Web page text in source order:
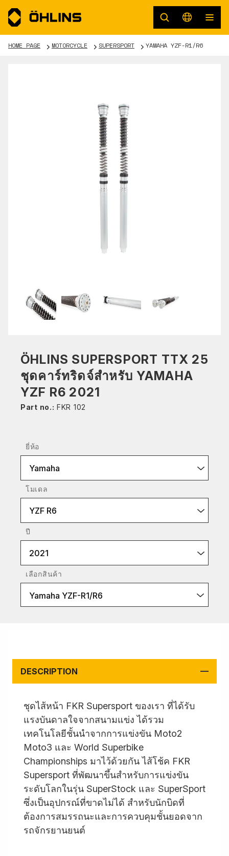
HOME PAGE MOTORCYCLE SUPERSPORT YAMAHA YZF-R1/R6
ÖHLINS SUPERSPORT TTX 25
ชุดคาร์ทริดจ์สำหรับ YAMAHA
YZF R6 2021
Part no.: FKR 102
ยี่ห้อ
Yamaha
โมเดล
YZF R6
ปี
2021
เลือกสินค้า
Yamaha YZF-R1/R6
DESCRIPTION
ชุดไส้หน้า FKR Supersport ของเรา ที่ได้รับ
แรงบันดาลใจจากสนามแข่ง ได้รวม
เทคโนโลยีชั้นนำจากการแข่งขัน Moto2
Moto3 และ World Superbike
Championships มาไว้ด้วยกัน ไส้โช้ค FKR
Supersport ที่พัฒนาขึ้นสำหรับการแข่งขัน
ระดับโลกในรุ่น SuperStock และ SuperSport
ซึ่งเป็นอุปกรณ์ที่ขาดไม่ได้ สำหรับนักบิดที่
ต้องการสมรรถนะและการควบคุมชั้นยอดจาก
รถจักรยานยนต์